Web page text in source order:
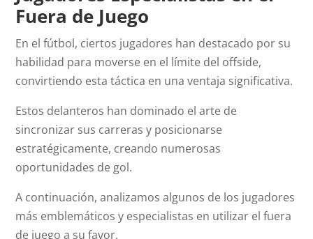
Fuera de Juego
En el fútbol, ciertos jugadores han destacado por su
habilidad para moverse en el límite del offside,
convirtiendo esta táctica en una ventaja significativa.
Estos delanteros han dominado el arte de
sincronizar sus carreras y posicionarse
estratégicamente, creando numerosas
oportunidades de gol.
A continuación, analizamos algunos de los jugadores
más emblemáticos y especialistas en utilizar el fuera
de juego a su favor.